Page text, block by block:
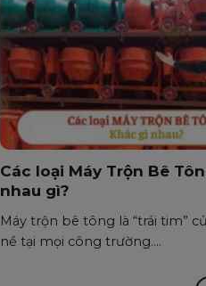
Các loại Máy Trộn Bê
nhau gì?
Máy trộn bê tông là “trái tim”
nề tại mọi công trường....